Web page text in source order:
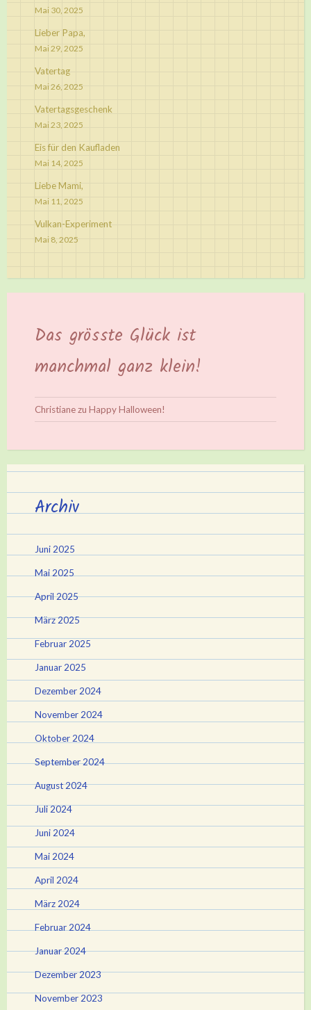
Mai 30, 2025
Lieber Papa,
Mai 29, 2025
Vatertag
Mai 26, 2025
Vatertagsgeschenk
Mai 23, 2025
Eis für den Kaufladen
Mai 14, 2025
Liebe Mami,
Mai 11, 2025
Vulkan-Experiment
Mai 8, 2025
Das grösste Glück ist
manchmal ganz klein!
Christianezu Happy Halloween!
Archiv
Juni 2025
Mai 2025
April 2025
März 2025
Februar 2025
Januar 2025
Dezember 2024
November 2024
Oktober 2024
September 2024
August 2024
Juli 2024
Juni 2024
Mai 2024
April 2024
März 2024
Februar 2024
Januar 2024
Dezember 2023
November 2023